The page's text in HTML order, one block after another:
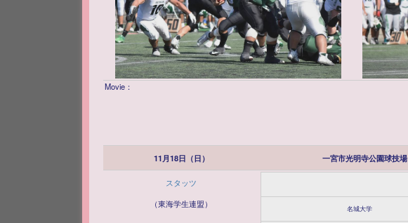
Movie：
11月18日（日） 一宮市光明寺公園球技場
スタッツ
（東海学生連盟）
名城大学